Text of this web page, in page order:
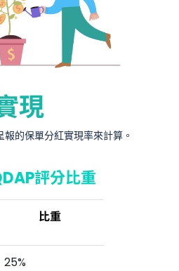
現
的保單分紅實現率來計算。
評分比重
比重
25%